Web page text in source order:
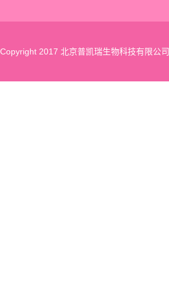
Copyright 2017 北京普凯瑞生物科技有限公司